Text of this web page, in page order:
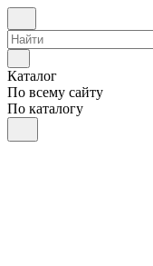
Каталог
По всему сайту
По каталогу